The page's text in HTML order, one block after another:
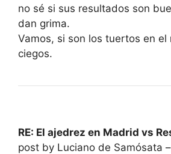
no sé si sus resultados son
dan grima.
Vamos, si son los tuertos en el
ciegos.
RE: El ajedrez en Madrid vs
post by Luciano de Samósata –